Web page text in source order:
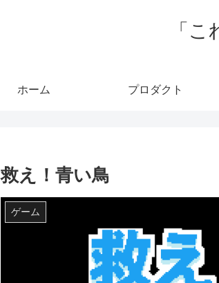
「
ホーム プロダクト
救え！青い鳥
ゲーム